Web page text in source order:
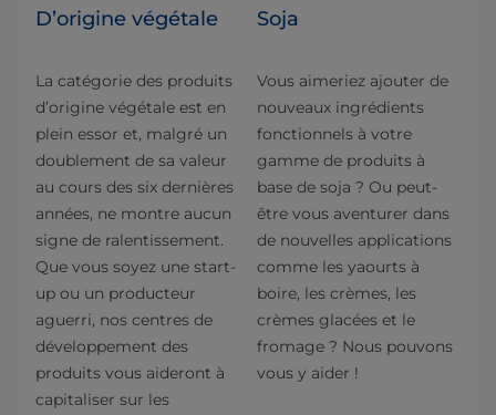
D’origine végétale
La catégorie des produits
d’origine végétale est en
plein essor et, malgré un
doublement de sa valeur
au cours des six dernières
années, ne montre aucun
signe de ralentissement.
Que vous soyez une start-
up ou un producteur
aguerri, nos centres de
développement des
produits vous aideront à
capitaliser sur les
Soja
Vous aimeriez ajouter de
nouveaux ingrédients
fonctionnels à votre
gamme de produits à
base de soja ? Ou peut-
être vous aventurer dans
de nouvelles applications
comme les yaourts à
boire, les crèmes, les
crèmes glacées et le
fromage ? Nous pouvons
vous y aider !